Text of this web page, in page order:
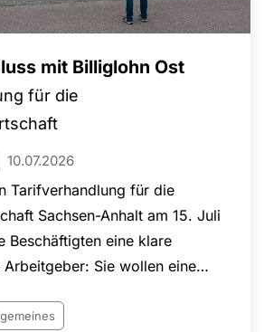
mit Billiglohn Ost
für die
10.07.2026
Tarifverhandlung für die
Sachsen-Anhalt am 15. Juli
Beschäftigten eine klare
Sie wollen eine
für die Angleichung der